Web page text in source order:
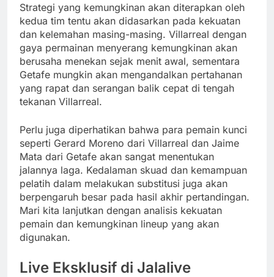
Strategi yang kemungkinan akan diterapkan oleh
kedua tim tentu akan didasarkan pada kekuatan
dan kelemahan masing-masing. Villarreal dengan
gaya permainan menyerang kemungkinan akan
berusaha menekan sejak menit awal, sementara
Getafe mungkin akan mengandalkan pertahanan
yang rapat dan serangan balik cepat di tengah
tekanan Villarreal.
Perlu juga diperhatikan bahwa para pemain kunci
seperti Gerard Moreno dari Villarreal dan Jaime
Mata dari Getafe akan sangat menentukan
jalannya laga. Kedalaman skuad dan kemampuan
pelatih dalam melakukan substitusi juga akan
berpengaruh besar pada hasil akhir pertandingan.
Mari kita lanjutkan dengan analisis kekuatan
pemain dan kemungkinan lineup yang akan
digunakan.
Live Eksklusif di Jalalive